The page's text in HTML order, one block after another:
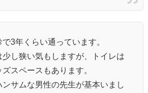
3年くらい通っています。
し狭い気もしますが、トイレは
スペースもあります。
サムな男性の先生が基本いまし